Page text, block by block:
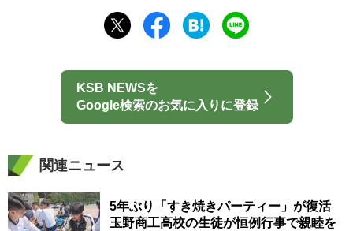
KSB NEWSを
Google検索のお気に入りに登録
関連ニュース
5年ぶり「すき焼きパーティー」が復活
玉野商工高校の生徒が恒例行事で親睦を